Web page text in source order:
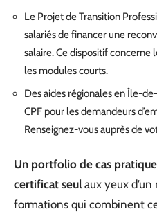
Le Projet de Transition
salariés de financer une
salaire. Ce dispositif concerne
les modules courts.
Des aides régionales en Île-
CPF pour les demandeurs
Renseignez-vous auprès de
Un portfolio de cas
certificat seul aux yeux
formations qui combinent